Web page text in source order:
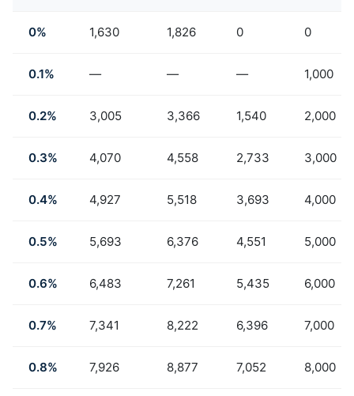
0% 1,630 1,826 0 0
0.1% — — — 1,000
0.2% 3,005 3,366 1,540 2,000
0.3% 4,070 4,558 2,733 3,000
0.4% 4,927 5,518 3,693 4,000
0.5% 5,693 6,376 4,551 5,000
0.6% 6,483 7,261 5,435 6,000
0.7% 7,341 8,222 6,396 7,000
0.8% 7,926 8,877 7,052 8,000